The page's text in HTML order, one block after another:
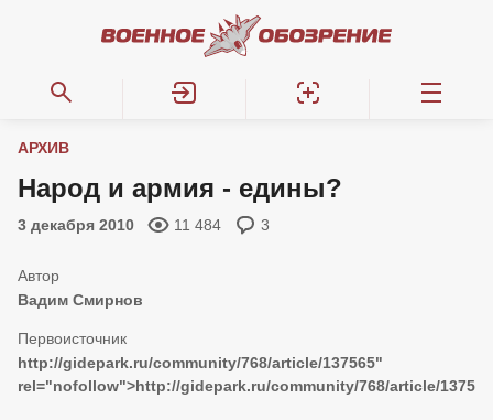
АРХИВ
Народ и армия - едины?
3 декабря 2010 11 484 3
Вадим Смирнов
http://gidepark.ru/community/768/article/137565"
rel="nofollow">http://gidepark.ru/community/768/article/137565